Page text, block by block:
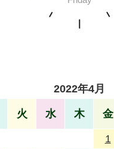
2022年4月
火 水 木 金
1